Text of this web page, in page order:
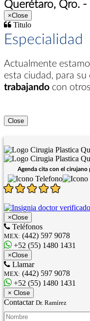
Querétaro, Qro.
×Close
Titulo
Especialidad
Actualmente
esta ciudad, para su
trabajando con
Close
Agenda cita con el
×Close
Teléfonos
MEX: (442) 597 9078
+52 (55) 1480 1431
×Close
Llamar
MEX: (442) 597 9078
+52 (55) 1480 1431
× Close
Contactar Dr. Ramírez
Nombre:
Correo: